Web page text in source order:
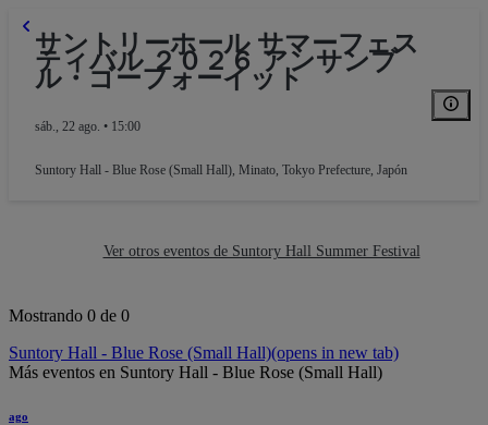
サントリーホール サマーフェス
ティバル ２０２６ アンサンブ
ル・ゴーフォーイット
sáb., 22 ago. • 15:00
Suntory Hall - Blue Rose (Small Hall), Minato, Tokyo Prefecture, Japón
Ver otros eventos de Suntory Hall Summer Festival
Mostrando 0 de 0
Suntory Hall - Blue Rose (Small Hall)(opens in new tab)
Más eventos en Suntory Hall - Blue Rose (Small Hall)
ago